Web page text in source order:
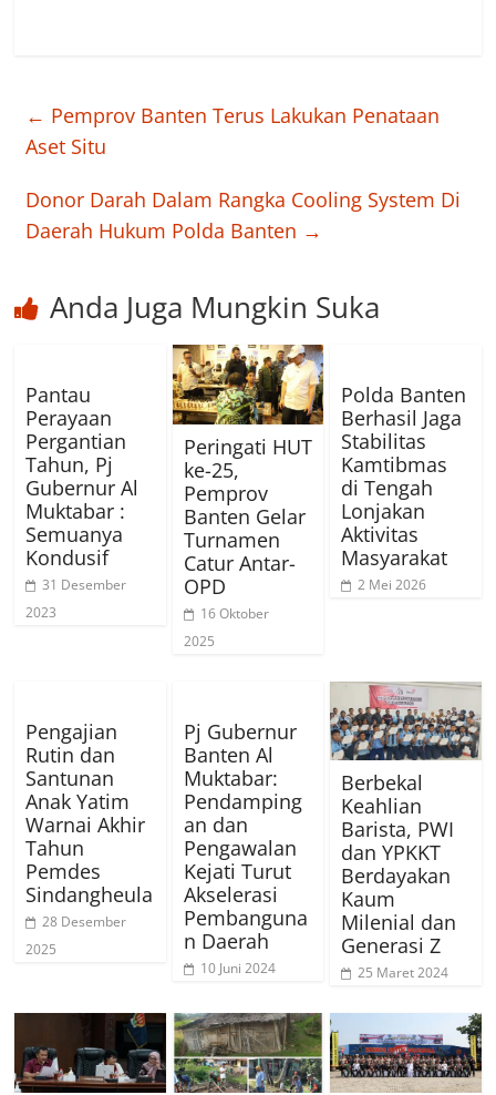
← Pemprov Banten Terus Lakukan Penataan
Aset Situ
Donor Darah Dalam Rangka Cooling System Di
Daerah Hukum Polda Banten →
Anda Juga Mungkin Suka
Pantau
Perayaan
Pergantian
Tahun, Pj
Gubernur Al
Muktabar :
Semuanya
Kondusif
31 Desember
2023
Peringati HUT
ke-25,
Pemprov
Banten Gelar
Turnamen
Catur Antar-
OPD
16 Oktober
2025
Polda Banten
Berhasil Jaga
Stabilitas
Kamtibmas
di Tengah
Lonjakan
Aktivitas
Masyarakat
2 Mei 2026
Pengajian
Rutin dan
Santunan
Anak Yatim
Warnai Akhir
Tahun
Pemdes
Sindangheula
28 Desember
2025
Pj Gubernur
Banten Al
Muktabar:
Pendamping
an dan
Pengawalan
Kejati Turut
Akselerasi
Pembanguna
n Daerah
10 Juni 2024
Berbekal
Keahlian
Barista, PWI
dan YPKKT
Berdayakan
Kaum
Milenial dan
Generasi Z
25 Maret 2024